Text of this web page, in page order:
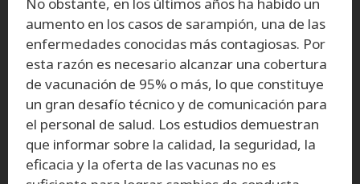
aumento en los casos de sarampión, una de las
enfermedades conocidas más contagiosas. Por
esta razón es necesario alcanzar una cobertura
de vacunación de 95% o más, lo que constituye
un gran desafío técnico y de comunicación para
el personal de salud. Los estudios demuestran
que informar sobre la calidad, la seguridad, la
eficacia y la oferta de las vacunas no es